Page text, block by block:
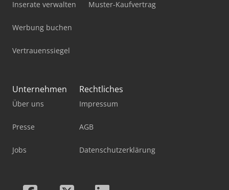
Inserate verwalten
Werbung buchen
Vertrauenssiegel
Muster-Kaufvertrag
Unternehmen
Über uns
Presse
Jobs
Rechtliches
Impressum
AGB
Datenschutzerklärung